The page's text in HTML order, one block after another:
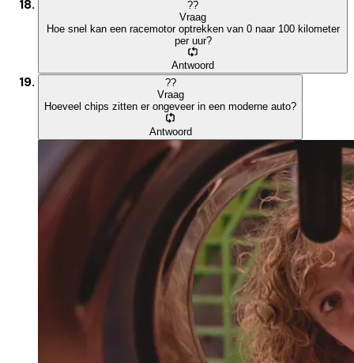
??
Vraag
Hoe snel kan een racemotor optrekken van 0 naar 100 kilometer
per uur?
Antwoord
??
Vraag
Hoeveel chips zitten er ongeveer in een moderne auto?
Antwoord